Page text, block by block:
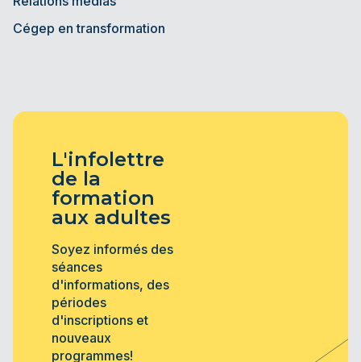
Cégep en transformation
L'infolettre
de la
formation
aux adultes
Soyez informés des
séances
d'informations, des
périodes
d'inscriptions et
nouveaux
programmes!